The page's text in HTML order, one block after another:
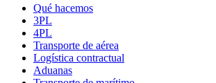
Qué hacemos
3PL
4PL
Transporte de aérea
Logística contractual
Aduanas